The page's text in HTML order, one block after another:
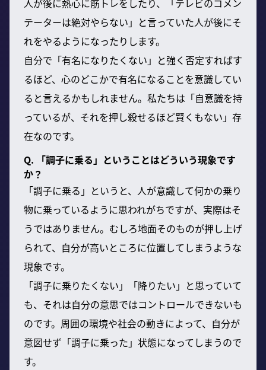
人が後に熱心に筋トレをしたり、「テレビのコメン
テーターは絶対やらない」と言っていた人が後にそ
れをやるようになったりします。
自分で「有名になりたくない」と強く否定すればす
るほど、心のどこかで有名になることを意識してい
ると言えるかもしれません。私たちは「自意識を持
っているが、それを押し殺せるほど賢くもない」存
在なのです。
Q. 「調子に乗る」ということはどういう現象です
か？
「調子に乗る」というと、人が意識して何かの乗り
物に乗っているように思われがちですが、実際はそ
うではありません。むしろ地面そのものが押し上げ
られて、自分が高いところに位置してしまうような
現象です。
「調子に乗りたくない」「降りたい」と思っていて
も、それは自分の意思ではコントロールできないも
のです。周囲の環境や社会の動きによって、自分が
意図せず「調子に乗った」状態になってしまうので
す。